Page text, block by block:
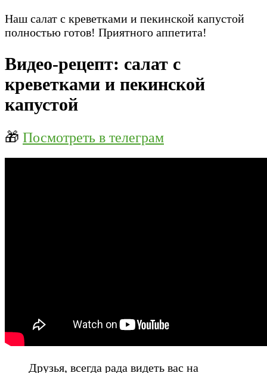
Наш салат с креветками и пекинской капустой
полностью готов! Приятного аппетита!
Видео-рецепт: салат с
креветками и пекинской
капустой
🎁 Посмотреть в телеграм
Друзья, всегда рада видеть вас на